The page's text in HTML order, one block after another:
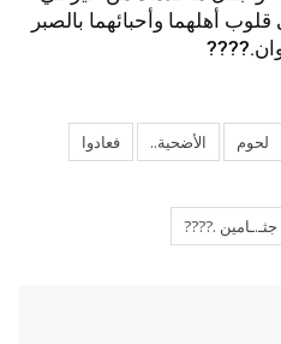
أهلهما وأحبائهما بالصبر
لحوم الأضحية..
فعادوا
.????